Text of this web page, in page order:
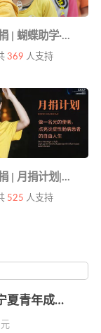
| 蝴蝶助学·...
369 人支持
| 月捐计划|...
525 人支持
慈善募捐 | 陪伴宁夏青年成长 | 帮帮公益
元